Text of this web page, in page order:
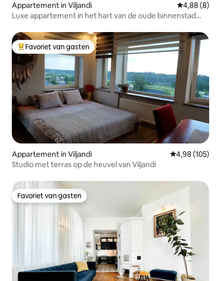
Appartement in Viljandi Gemiddelde
4,88 (8)
Luxe appartement in het hart van de oude binnenstad
Topfavoriet van gasten
Favoriet van gasten
Appartement in Viljandi Gemiddelde
4,98 (105)
Studio met terras op de heuvel van Viljandi
Favoriet van gasten
Favoriet van gasten